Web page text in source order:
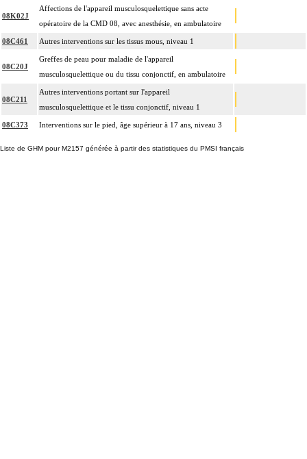
08K02J
Affections de l'appareil musculosquelettique sans acte
opératoire de la CMD 08, avec anesthésie, en ambulatoire
08C461 Autres interventions sur les tissus mous, niveau 1
08C20J
Greffes de peau pour maladie de l'appareil
musculosquelettique ou du tissu conjonctif, en ambulatoire
08C211
Autres interventions portant sur l'appareil
musculosquelettique et le tissu conjonctif, niveau 1
08C373 Interventions sur le pied, âge supérieur à 17 ans, niveau 3
Liste de GHM pour M2157 générée à partir des statistiques du PMSI français